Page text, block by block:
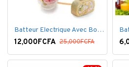
Batteur Electrique Avec Bol en inox
12,000FCFA 25,000FCFA